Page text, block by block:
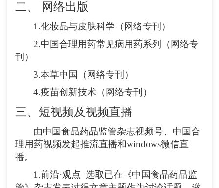
二、 网络出版
1.化妆品与皮肤科学（网络专刊）
2.中国合理用药常见病用药系列
（网络专
刊）
3.本草中国（网络专刊）
4.疫苗创新技术（网络专刊）
三、短视频及视频直播
由中国食品药品监管杂志视频号、中国合
理用药视频发起推流直播和windows微信直
播。
1.前沿·观点 选取已在《中国食品药品监